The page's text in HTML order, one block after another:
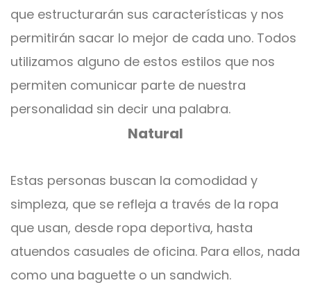
que estructurarán sus características y nos
permitirán sacar lo mejor de cada uno. Todos
utilizamos alguno de estos estilos que nos
permiten comunicar parte de nuestra
personalidad sin decir una palabra.
Natural
Estas personas buscan la comodidad y
simpleza, que se refleja a través de la ropa
que usan, desde ropa deportiva, hasta
atuendos casuales de oficina. Para ellos, nada
como una baguette o un sandwich.